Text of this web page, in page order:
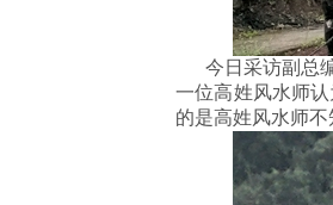
今日采访副总编
一位高姓风水师
的是高姓风水师不